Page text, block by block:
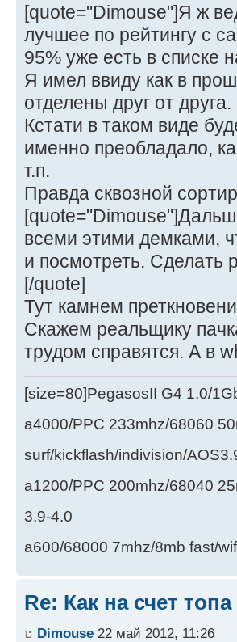
[quote="Dimouse"]Я ж
лучшее по рейтингу с
95% уже есть в списке
Я имел ввиду как в
отделены друг от друга.
Кстати в таком виде
именно преобладало,
т.п.
Правда сквозной
всеми этими демками,
и посмотреть. Сделать
[/quote]
Тут камнем
Скажем реальщику
трудом справятся. А в
[size=80]PegasosII G4 1.0/
a4000/PPC 233mhz/68060
surf/kickflash/indivision/
a1200/PPC 200mhz/68040
3.9-4.0
a600/68000 7mhz/8mb fast/
Re: Как на счет
Dimouse 22 май 2012, 11:26